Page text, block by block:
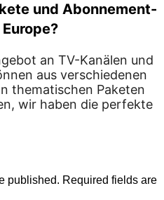
und Abonnement-
an TV-Kanälen und
aus verschiedenen
thematischen Paketen
wir haben die perfekte
published. Required fields are